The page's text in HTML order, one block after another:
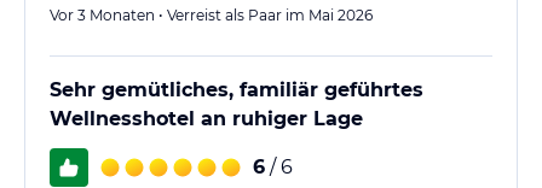
Vor 3 Monaten • Verreist als Paar im Mai 2026
Sehr gemütliches, familiär geführtes
Wellnesshotel an ruhiger Lage
6 / 6